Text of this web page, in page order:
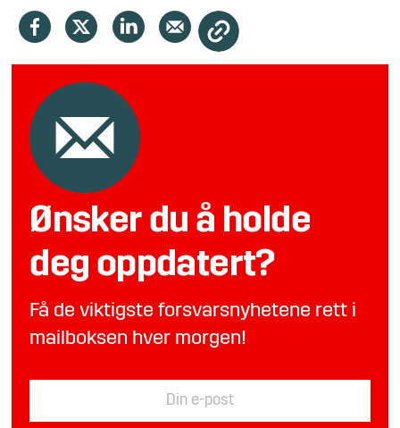
Ønsker du å holde
deg oppdatert?
Få de viktigste forsvarsnyhetene rett i
mailboksen hver morgen!